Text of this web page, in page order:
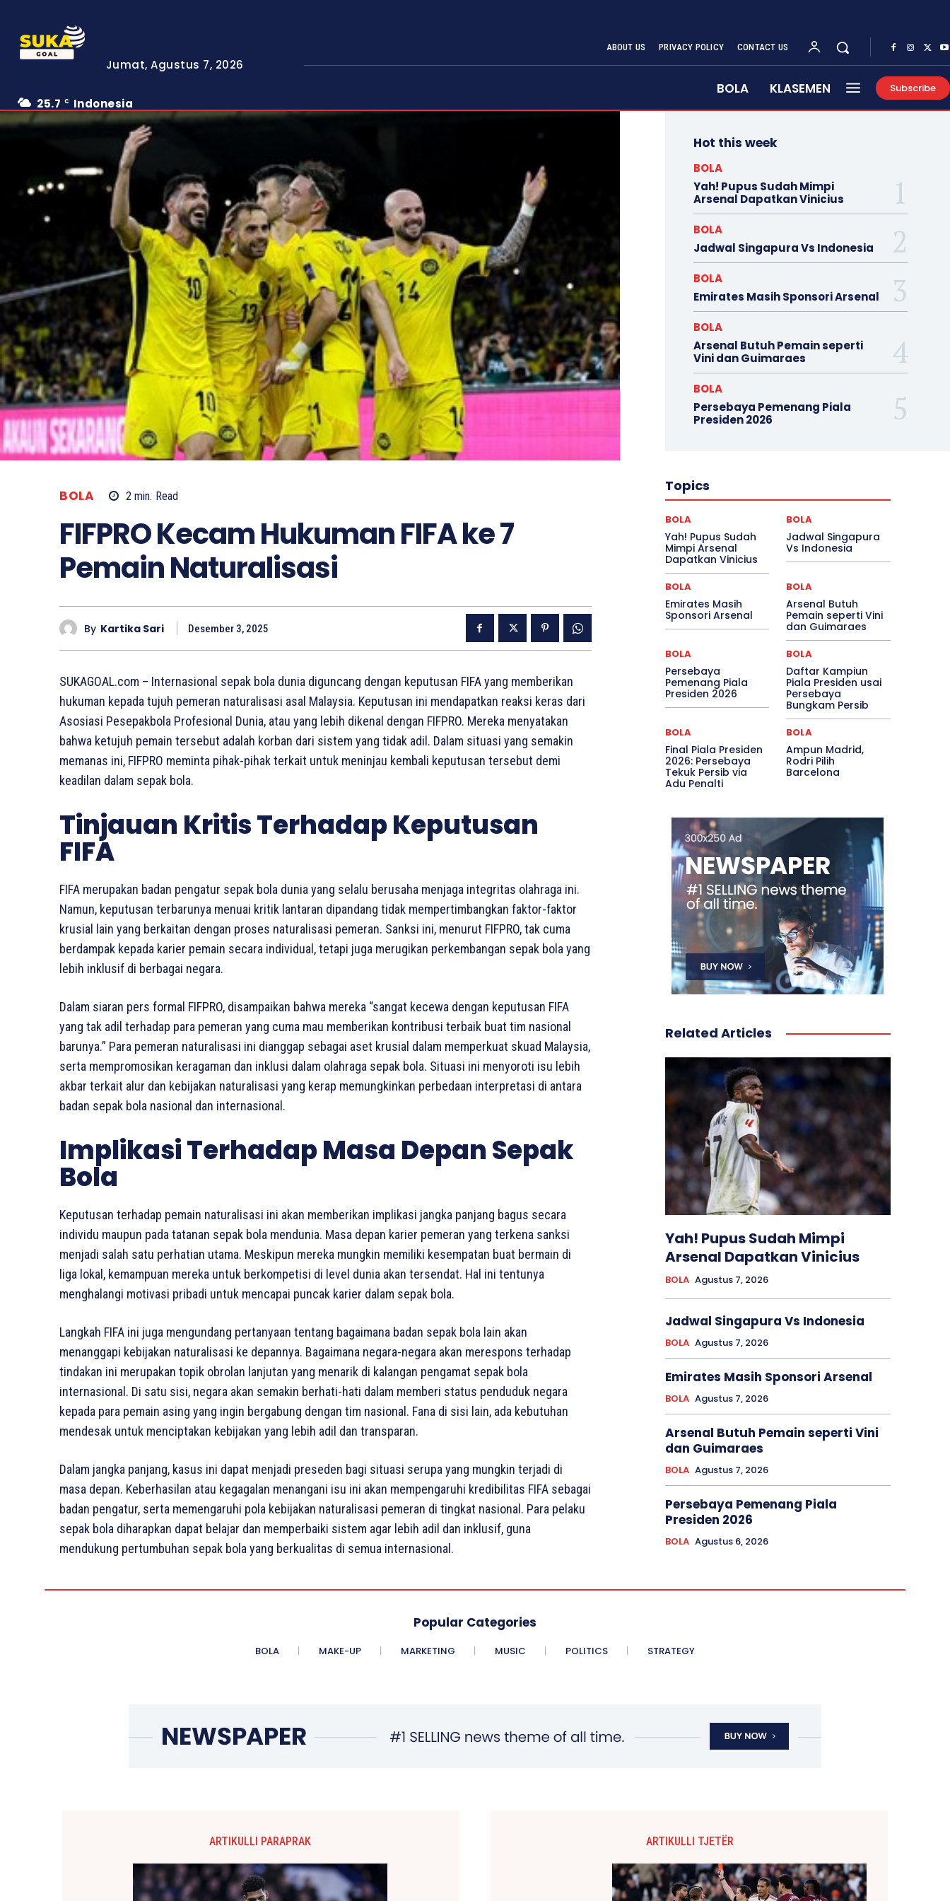
Jumat, Agustus 7, 2026
25.7 C Indonesia
ABOUT US PRIVACY POLICY CONTACT US
BOLA KLASEMEN Subscribe
BOLA 2 min. Read
FIFPRO Kecam Hukuman FIFA ke 7
Pemain Naturalisasi
By Kartika Sari Desember 3, 2025
SUKAGOAL.com – Internasional sepak bola dunia diguncang dengan keputusan FIFA yang memberikan
hukuman kepada tujuh pemeran naturalisasi asal Malaysia. Keputusan ini mendapatkan reaksi keras dari
Asosiasi Pesepakbola Profesional Dunia, atau yang lebih dikenal dengan FIFPRO. Mereka menyatakan
bahwa ketujuh pemain tersebut adalah korban dari sistem yang tidak adil. Dalam situasi yang semakin
memanas ini, FIFPRO meminta pihak-pihak terkait untuk meninjau kembali keputusan tersebut demi
keadilan dalam sepak bola.
Tinjauan Kritis Terhadap Keputusan
FIFA
FIFA merupakan badan pengatur sepak bola dunia yang selalu berusaha menjaga integritas olahraga ini.
Namun, keputusan terbarunya menuai kritik lantaran dipandang tidak mempertimbangkan faktor-faktor
krusial lain yang berkaitan dengan proses naturalisasi pemeran. Sanksi ini, menurut FIFPRO, tak cuma
berdampak kepada karier pemain secara individual, tetapi juga merugikan perkembangan sepak bola yang
lebih inklusif di berbagai negara.
Dalam siaran pers formal FIFPRO, disampaikan bahwa mereka “sangat kecewa dengan keputusan FIFA
yang tak adil terhadap para pemeran yang cuma mau memberikan kontribusi terbaik buat tim nasional
barunya.” Para pemeran naturalisasi ini dianggap sebagai aset krusial dalam memperkuat skuad Malaysia,
serta mempromosikan keragaman dan inklusi dalam olahraga sepak bola. Situasi ini menyoroti isu lebih
akbar terkait alur dan kebijakan naturalisasi yang kerap memungkinkan perbedaan interpretasi di antara
badan sepak bola nasional dan internasional.
Implikasi Terhadap Masa Depan Sepak
Bola
Keputusan terhadap pemain naturalisasi ini akan memberikan implikasi jangka panjang bagus secara
individu maupun pada tatanan sepak bola mendunia. Masa depan karier pemeran yang terkena sanksi
menjadi salah satu perhatian utama. Meskipun mereka mungkin memiliki kesempatan buat bermain di
liga lokal, kemampuan mereka untuk berkompetisi di level dunia akan tersendat. Hal ini tentunya
menghalangi motivasi pribadi untuk mencapai puncak karier dalam sepak bola.
Langkah FIFA ini juga mengundang pertanyaan tentang bagaimana badan sepak bola lain akan
menanggapi kebijakan naturalisasi ke depannya. Bagaimana negara-negara akan merespons terhadap
tindakan ini merupakan topik obrolan lanjutan yang menarik di kalangan pengamat sepak bola
internasional. Di satu sisi, negara akan semakin berhati-hati dalam memberi status penduduk negara
kepada para pemain asing yang ingin bergabung dengan tim nasional. Fana di sisi lain, ada kebutuhan
mendesak untuk menciptakan kebijakan yang lebih adil dan transparan.
Dalam jangka panjang, kasus ini dapat menjadi preseden bagi situasi serupa yang mungkin terjadi di
masa depan. Keberhasilan atau kegagalan menangani isu ini akan mempengaruhi kredibilitas FIFA sebagai
badan pengatur, serta memengaruhi pola kebijakan naturalisasi pemeran di tingkat nasional. Para pelaku
sepak bola diharapkan dapat belajar dan memperbaiki sistem agar lebih adil dan inklusif, guna
mendukung pertumbuhan sepak bola yang berkualitas di semua internasional.
Hot this week
BOLA
Yah! Pupus Sudah Mimpi
Arsenal Dapatkan Vinicius
BOLA
Jadwal Singapura Vs Indonesia
BOLA
Emirates Masih Sponsori Arsenal
BOLA
Arsenal Butuh Pemain seperti
Vini dan Guimaraes
BOLA
Persebaya Pemenang Piala
Presiden 2026
Topics
BOLA
Yah! Pupus Sudah
Mimpi Arsenal
Dapatkan Vinicius
BOLA
Jadwal Singapura
Vs Indonesia
BOLA
Emirates Masih
Sponsori Arsenal
BOLA
Arsenal Butuh
Pemain seperti Vini
dan Guimaraes
BOLA
Persebaya
Pemenang Piala
Presiden 2026
BOLA
Daftar Kampiun
Piala Presiden usai
Persebaya
Bungkam Persib
BOLA
Final Piala Presiden
2026: Persebaya
Tekuk Persib via
Adu Penalti
BOLA
Ampun Madrid,
Rodri Pilih
Barcelona
Related Articles
Yah! Pupus Sudah Mimpi
Arsenal Dapatkan Vinicius
BOLA Agustus 7, 2026
Jadwal Singapura Vs Indonesia
BOLA Agustus 7, 2026
Emirates Masih Sponsori Arsenal
BOLA Agustus 7, 2026
Arsenal Butuh Pemain seperti Vini
dan Guimaraes
BOLA Agustus 7, 2026
Persebaya Pemenang Piala
Presiden 2026
BOLA Agustus 6, 2026
Popular Categories
BOLA MAKE-UP MARKETING MUSIC POLITICS STRATEGY
ARTIKULLI PARAPRAK ARTIKULLI TJETËR